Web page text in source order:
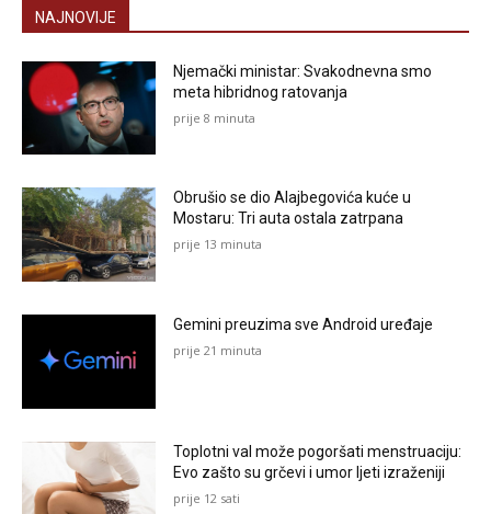
NAJNOVIJE
Njemački ministar: Svakodnevna smo
meta hibridnog ratovanja
prije 8 minuta
Obrušio se dio Alajbegovića kuće u
Mostaru: Tri auta ostala zatrpana
prije 13 minuta
Gemini preuzima sve Android uređaje
prije 21 minuta
Toplotni val može pogoršati menstruaciju:
Evo zašto su grčevi i umor ljeti izraženiji
prije 12 sati